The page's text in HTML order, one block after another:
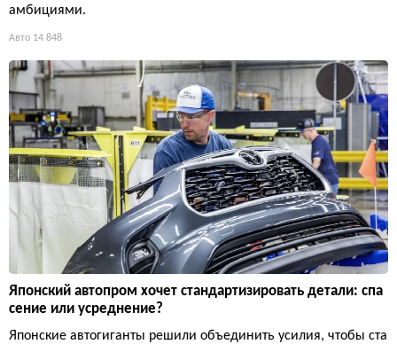
амбициями.
Авто 14 848
Японский автопром хочет стандартизировать детали: спа
сение или усреднение?
Японские автогиганты решили объединить усилия, чтобы ста